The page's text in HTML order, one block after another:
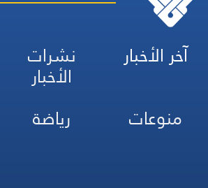
آخر الأخبار نشرات
الأخبار
منوعات
رياضة